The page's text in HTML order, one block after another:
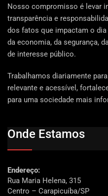
Nosso compromisso é levar
transparência e
dos fatos que impactam o
da economia, da segurança,
de interesse público.
Trabalhamos diariamente
relevante e acessível,
para uma sociedade mais
Onde Estamos
Endereço:
Rua Maria Helena, 315
Centro – Carapicuíba/SP